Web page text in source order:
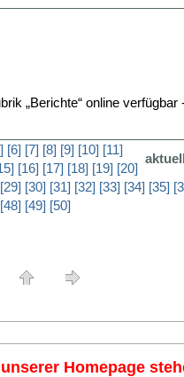
„Berichte“ online verfügbar
[6] [7] [8] [9] [10] [11]
[16] [17] [18] [19] [20]
[29] [30] [31] [32] [33] [34] [35]
[48] [49] [50]
Homepage